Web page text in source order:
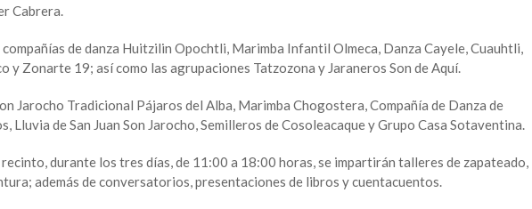
Cabrera.
compañías de danza Huitzilin Opochtli, Marimba Infantil Olmeca, Danza Cayele, Cuauhtli,
y Zonarte 19; así como las agrupaciones Tatzozona y Jaraneros Son de Aquí.
Jarocho Tradicional Pájaros del Alba, Marimba Chogostera, Compañía de Danza de
Lluvia de San Juan Son Jarocho, Semilleros de Cosoleacaque y Grupo Casa Sotaventina.
recinto, durante los tres días, de 11:00 a 18:00 horas, se impartirán talleres de zapateado,
además de conversatorios, presentaciones de libros y cuentacuentos.